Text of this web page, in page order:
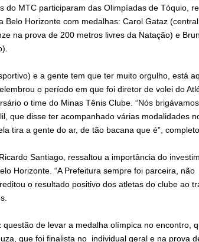
do MTC participaram das Olimpíadas de Tóquio,
Belo Horizonte com medalhas: Carol Gataz
na prova de 200 metros livres da Natação) e
e a gente tem que ter muito orgulho, está
o período em que foi diretor de volei do
o time do Minas Tênis Clube. “Nós
que disse ter acompanhado várias modalidades
tira a gente do ar, de tão bacana que é”,
Santiago, ressaltou a importância do
Horizonte. “A Prefeitura sempre foi parceira,
o resultado positivo dos atletas do clube ao
questão de levar a medalha olímpica no encontro,
que foi finalista no individual geral e na prova